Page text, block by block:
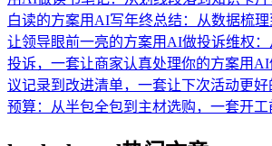
白读的方案用AI写年终总结：从数据梳
让领导眼前一亮的方案用AI做投诉维权：
投诉，一套让商家认真处理你的方案用AI
议记录到改进清单，一套让下次活动更好
预算：从半包全包到主材选购，一套开